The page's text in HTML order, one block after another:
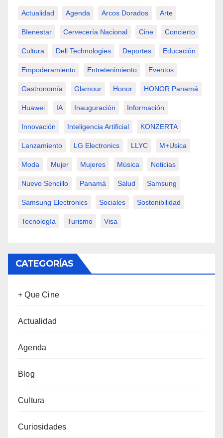
Actualidad Agenda Arcos Dorados Arte
BIenestar Cervecería Nacional Cine Concierto
Cultura Dell Technologies Deportes Educación
Empoderamiento Entretenimiento Eventos
Gastronomía Glamour Honor HONOR Panamá
Huawei IA Inauguración Información
Innovación Inteligencia Artificial KONZERTA
Lanzamiento LG Electronics LLYC M+usica
Moda Mujer Mujeres Música Noticias
Nuevo Sencillo Panamá Salud Samsung
Samsung Electronics Sociales Sostenibilidad
Tecnología Turismo Visa
CATEGORÍAS
+ Que Cine
Actualidad
Agenda
Blog
Cultura
Curiosidades